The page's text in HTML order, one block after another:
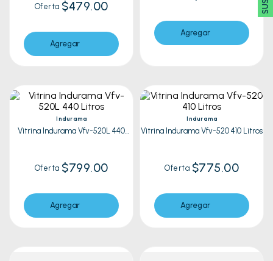
Oferta $479.00
Agregar
Agregar
Indurama
Vitrina Indurama Vfv-520L 440
Oferta $799.00
Agregar
Indurama
Vitrina Indurama Vfv-520 410 Litros
Oferta $775.00
Agregar